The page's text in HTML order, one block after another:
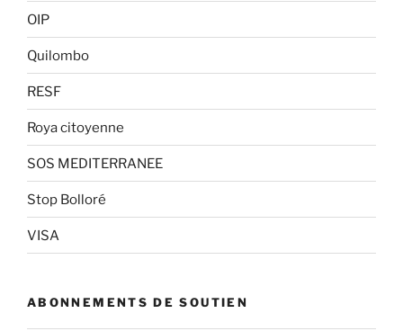
OIP
Quilombo
RESF
Roya citoyenne
SOS MEDITERRANEE
Stop Bolloré
VISA
ABONNEMENTS DE SOUTIEN